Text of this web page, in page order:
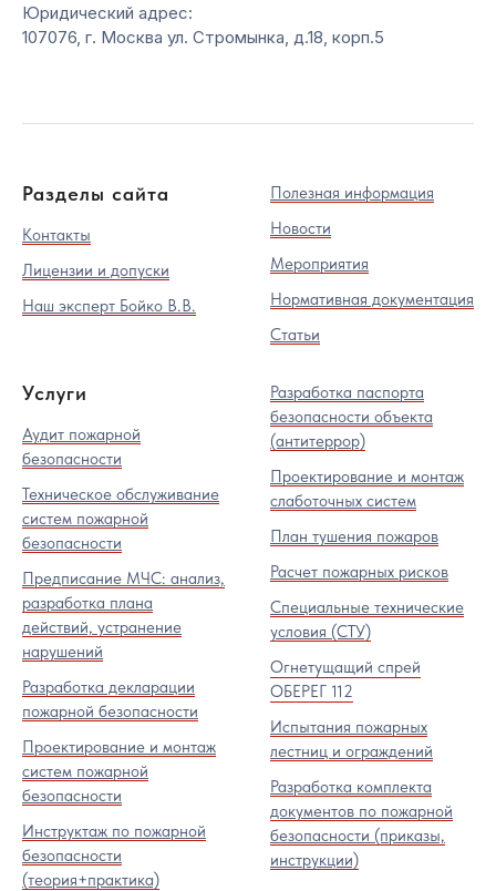
Юридический адрес:
107076, г. Москва ул. Стромынка, д.18, корп.5
Разделы сайта
Контакты
Лицензии и допуски
Наш эксперт Бойко В.В.
Полезная информация
Новости
Мероприятия
Нормативная документация
Статьи
Услуги
Аудит пожарной
безопасности
Техническое обслуживание
систем пожарной
безопасности
Предписание МЧС: анализ,
разработка плана
действий, устранение
нарушений
Разработка декларации
пожарной безопасности
Проектирование и монтаж
систем пожарной
безопасности
Инструктаж по пожарной
безопасности
(теория+практика)
Разработка паспорта
безопасности объекта
(антитеррор)
Проектирование и монтаж
слаботочных систем
План тушения пожаров
Расчет пожарных рисков
Специальные технические
условия (СТУ)
Огнетущащий спрей
ОБЕРЕГ 112
Испытания пожарных
лестниц и ограждений
Разработка комплекта
документов по пожарной
безопасности (приказы,
инструкции)